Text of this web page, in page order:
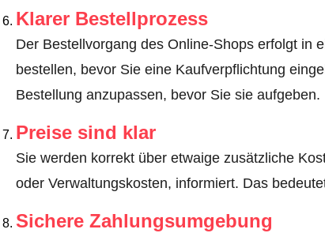
Klarer Bestellprozess
Der Bestellvorgang des Online-Shops erfolgt in
bestellen, bevor Sie eine Kaufverpflichtung
Bestellung anzupassen, bevor Sie sie aufgeben.
Preise sind klar
Sie werden korrekt über etwaige zusätzliche
oder Verwaltungskosten, informiert. Das
Sichere Zahlungsumgebung